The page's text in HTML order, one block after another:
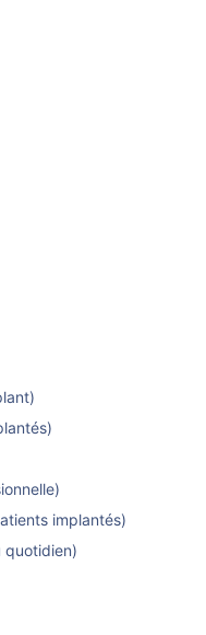
implantés)
quotidien)